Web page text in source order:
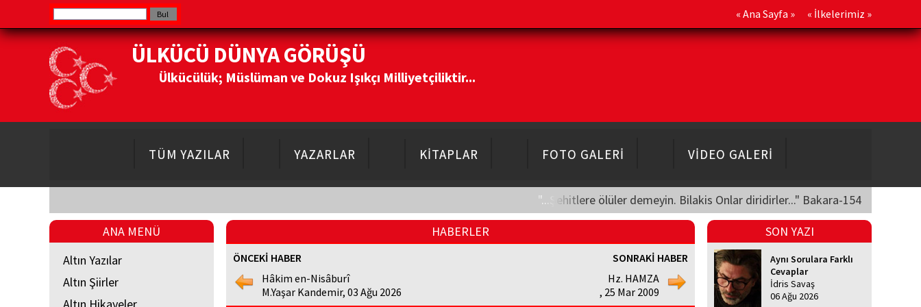
« Ana Sayfa » « İlkelerimiz »
ÜLKÜCÜ DÜNYA GÖRÜŞÜ
Ülkücülük; Müslüman ve Dokuz Işıkçı Milliyetçiliktir...
TÜM YAZILAR YAZARLAR KİTAPLAR FOTO GALERİ VİDEO GALERİ
"...Şehitlere ölüler demeyin. Bilakis Onlar diridirler..." Bakara-154
ANA MENÜ
Altın Yazılar
Altın Şiirler
Altın Hikayeler
HABERLER
ÖNCEKİ HABER
Hâkim en-Nisâburî
M.Yaşar Kandemir, 03 Ağu 2026
SONRAKİ HABER
Hz. HAMZA
, 25 Mar 2009
SON YAZI
Aynı Sorulara Farklı
Cevaplar
İdris Savaş
06 Ağu 2026